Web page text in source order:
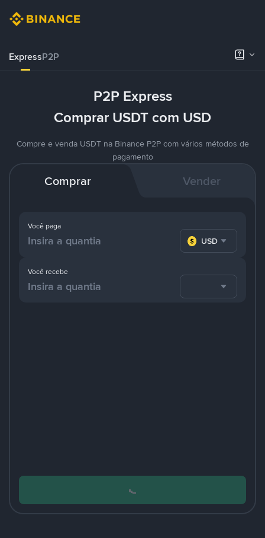
ExpressP2P
P2P Express
Comprar USDT com USD
Compre e venda USDT na Binance P2P com vários métodos de
pagamento
Comprar Vender
Você paga
USD
Você recebe